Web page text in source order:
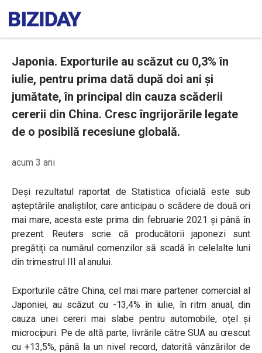
Japonia. Exporturile au scăzut cu 0,3% în
iulie, pentru prima dată după doi ani și
jumătate, în principal din cauza scăderii
cererii din China. Cresc îngrijorările legate
de o posibilă recesiune globală.
acum 3 ani
Deși rezultatul raportat de Statistica oficială este sub
așteptările analiștilor, care anticipau o scădere de două ori
mai mare, acesta este prima din februarie 2021 și până în
prezent. Reuters scrie că producătorii japonezi sunt
pregătiți ca numărul comenzilor să scadă în celelalte luni
din trimestrul III al anului.
Exporturile către China, cel mai mare partener comercial al
Japoniei, au scăzut cu -13,4% în iulie, în ritm anual, din
cauza unei cereri mai slabe pentru automobile, oțel și
microcipuri. Pe de altă parte, livrările către SUA au crescut
cu +13,5%, până la un nivel record, datorită vânzărilor de